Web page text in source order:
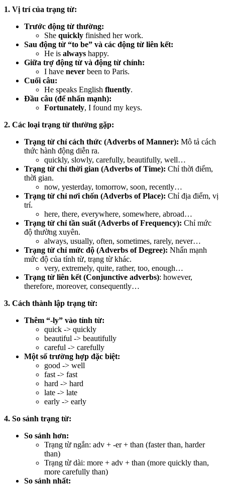
1. Vị trí của trạng từ:
Trước động từ thường:
She quickly finished her work.
Sau động từ “to be” và các động từ liên kết:
He is always happy.
Giữa trợ động từ và động từ chính:
I have never been to Paris.
Cuối câu:
He speaks English fluently.
Đầu câu (để nhấn mạnh):
Fortunately, I found my keys.
2. Các loại trạng từ thường gặp:
Trạng từ chỉ cách thức (Adverbs of Manner): Mô tả cách
thức hành động diễn ra.
quickly, slowly, carefully, beautifully, well…
Trạng từ chỉ thời gian (Adverbs of Time): Chỉ thời điểm,
thời gian.
now, yesterday, tomorrow, soon, recently…
Trạng từ chỉ nơi chốn (Adverbs of Place): Chỉ địa điểm, vị
trí.
here, there, everywhere, somewhere, abroad…
Trạng từ chỉ tần suất (Adverbs of Frequency): Chỉ mức
độ thường xuyên.
always, usually, often, sometimes, rarely, never…
Trạng từ chỉ mức độ (Adverbs of Degree): Nhấn mạnh
mức độ của tính từ, trạng từ khác.
very, extremely, quite, rather, too, enough…
Trạng từ liên kết (Conjunctive adverbs): however,
therefore, moreover, consequently…
3. Cách thành lập trạng từ:
Thêm “-ly” vào tính từ:
quick -> quickly
beautiful -> beautifully
careful -> carefully
Một số trường hợp đặc biệt:
good -> well
fast -> fast
hard -> hard
late -> late
early -> early
4. So sánh trạng từ:
So sánh hơn:
Trạng từ ngắn: adv + -er + than (faster than, harder
than)
Trạng từ dài: more + adv + than (more quickly than,
more carefully than)
So sánh nhất: